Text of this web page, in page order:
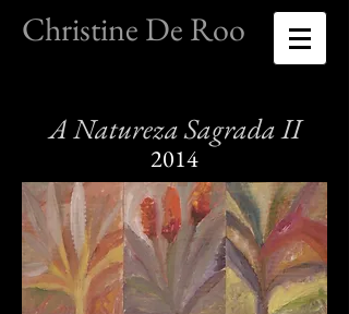
Christine De Roo
A Natureza Sagrada II
2014